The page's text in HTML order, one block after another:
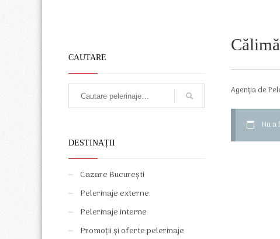
Agenția de
Nu
CAUTARE
DESTINAȚII
Cazare București
Pelerinaje externe
Pelerinaje interne
Promoții și oferte pelerinaje